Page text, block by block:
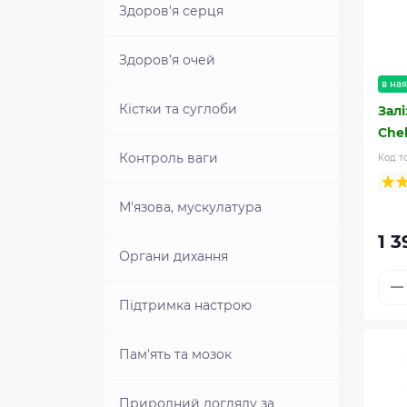
Здоров'я серця
Здоров’я очей
Кістки та суглоби
Контроль ваги
М'язова, мускулатура
Органи дихання
Підтримка настрою
Пам'ять та мозок
Природний догляду за
в
Код
1